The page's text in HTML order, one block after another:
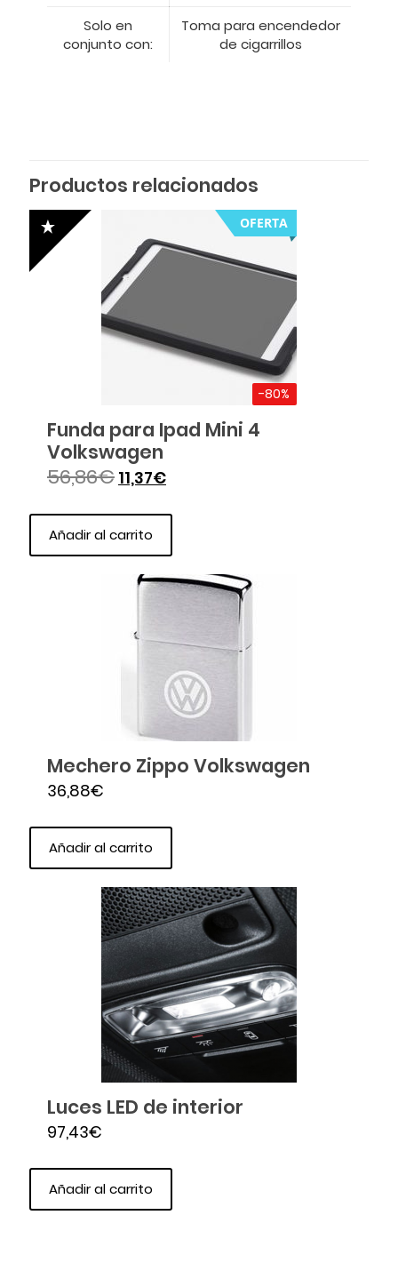
Solo en
conjunto con:
Toma para encendedor
de cigarrillos
Productos relacionados
-80%
OFERTA
Funda para Ipad Mini 4
Volkswagen
56,86€ 11,37€
Añadir al carrito
Mechero Zippo Volkswagen
36,88€
Añadir al carrito
Luces LED de interior
97,43€
Añadir al carrito